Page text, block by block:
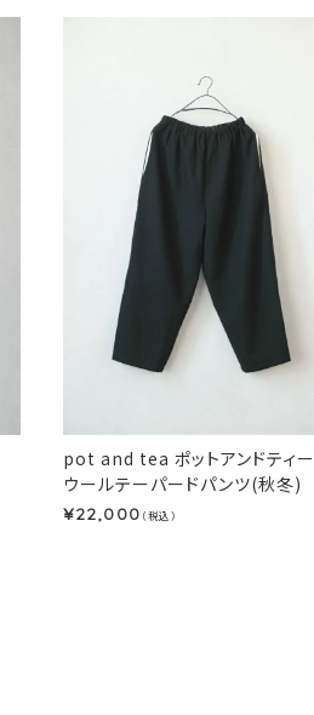
pot and tea ポットアンドティー
ウールテーパードパンツ(秋冬)
¥22,000 （税込）